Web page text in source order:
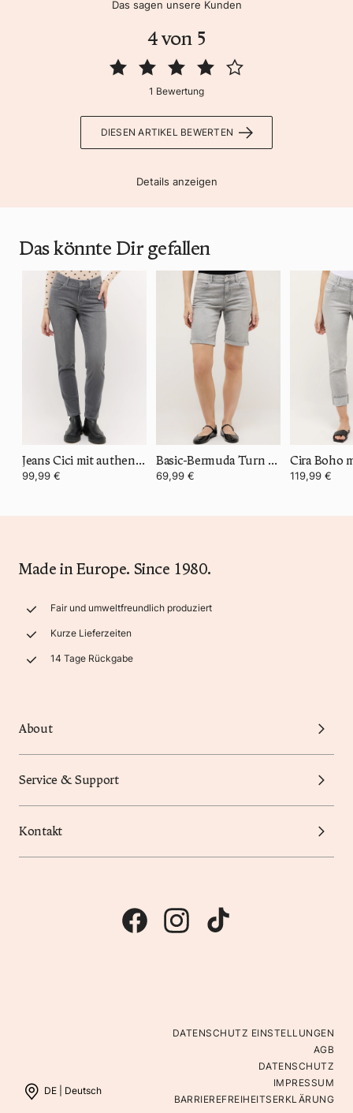
Das sagen unsere Kunden
4 von 5
1 Bewertung
DIESEN ARTIKEL BEWERTEN
Details anzeigen
Das könnte Dir gefallen
Jeans Cici mit authentischem Denim
99,99 €
Basic-Bermuda Turn Up
69,99 €
Cira Boho
119,99 €
Made in Europe. Since 1980.
Fair und umweltfreundlich produziert
Kurze Lieferzeiten
14 Tage Rückgabe
About
Service & Support
Kontakt
DE | Deutsch
DATENSCHUTZ EINSTELLUNGEN
AGB
DATENSCHUTZ
IMPRESSUM
BARRIEREFREIHEITSERKLÄRUNG